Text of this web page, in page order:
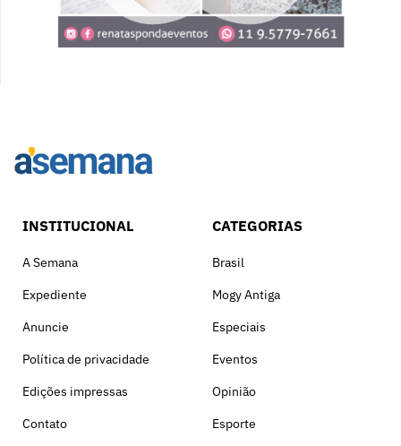
INSTITUCIONAL
A Semana
Expediente
Anuncie
Política de privacidade
Edições impressas
Contato
CATEGORIAS
Brasil
Mogy Antiga
Especiais
Eventos
Opinião
Esporte